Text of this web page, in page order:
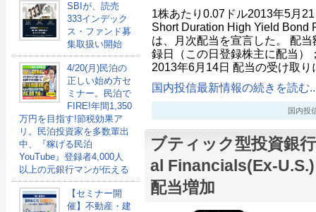
SBIが、読売
333インデック
ス・ファンド募
集取扱い開始
4/20(月)民泊の
正しい始め方セ
ミナー。民泊で
FIRE!年間1,350
万円を目指す!節税効果ア
リ。民泊投資家を多数輩出
中、『稼げる民泊
YouTube』登録者4,000人
以上の元銀行マンが伝える
【セミナー開
催】不動産・建
1株あたり0.07ドル2013年5月
Short Duration High Yield Bond
は、月次配当を宣言した。 配
録日（この日登録株主に配当）
2013年6月14日 配当の受け取
国内投信最新情報の続きを読む
国内投
ブティック型投資銀
al Financials(Ex-
配当増加